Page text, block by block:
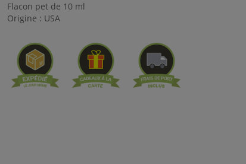
Flacon pet de 10 ml
Origine : USA